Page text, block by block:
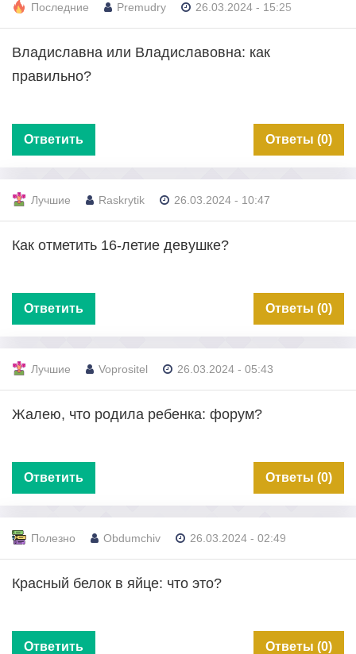
Последние Premudry 26.03.2024 - 15:25
Владиславна или Владиславовна: как
правильно?
Ответить Ответы (0)
Лучшие Raskrytik 26.03.2024 - 10:47
Как отметить 16-летие девушке?
Ответить Ответы (0)
Лучшие Voprositel 26.03.2024 - 05:43
Жалею, что родила ребенка: форум?
Ответить Ответы (0)
Полезно Obdumchiv 26.03.2024 - 02:49
Красный белок в яйце: что это?
Ответить Ответы (0)